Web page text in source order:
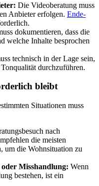
Die Videoberatung muss
Anbieter erfolgen. Ende-
dokumentieren, dass die
welche Inhalte besprochen
technisch in der Lage sein,
durchzuführen.
bleibt
Situationen muss
nach
die meisten
um die Wohnsituation zu
Misshandlung: Wenn
bestehen, ist ein